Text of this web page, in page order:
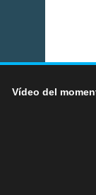
Vídeo del